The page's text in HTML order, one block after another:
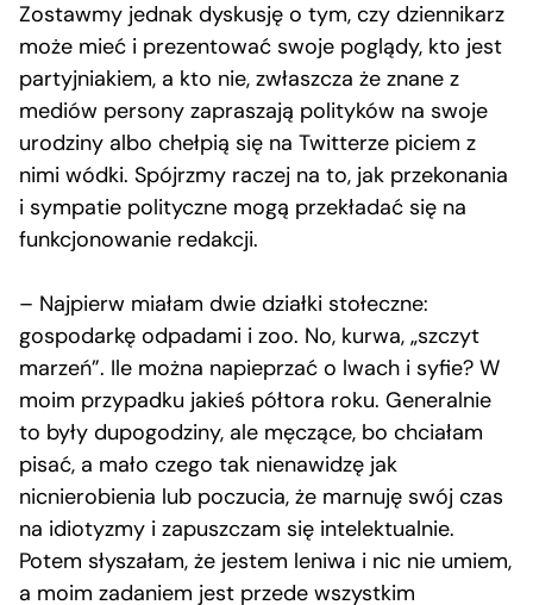
Zostawmy jednak dyskusję o tym, czy dziennikarz
może mieć i prezentować swoje poglądy, kto jest
partyjniakiem, a kto nie, zwłaszcza że znane z
mediów persony zapraszają polityków na swoje
urodziny albo chełpią się na Twitterze piciem z
nimi wódki. Spójrzmy raczej na to, jak przekonania
i sympatie polityczne mogą przekładać się na
funkcjonowanie redakcji.
– Najpierw miałam dwie działki stołeczne:
gospodarkę odpadami i zoo. No, kurwa, „szczyt
marzeń”. Ile można napieprzać o lwach i syfie? W
moim przypadku jakieś półtora roku. Generalnie
to były dupogodziny, ale męczące, bo chciałam
pisać, a mało czego tak nienawidzę jak
nicnierobienia lub poczucia, że marnuję swój czas
na idiotyzmy i zapuszczam się intelektualnie.
Potem słyszałam, że jestem leniwa i nic nie umiem,
a moim zadaniem jest przede wszystkim